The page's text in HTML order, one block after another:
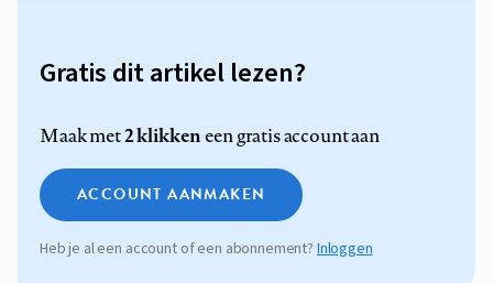
Gratis dit artikel lezen?
Maak met2 klikkeneen gratis account aan
ACCOUNT AANMAKEN
Heb je al een account of een abonnement? Inloggen